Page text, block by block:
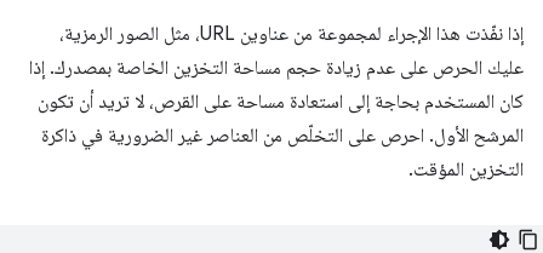
إذا نفّذت هذا الإجراء لمجموعة من عناوين URL، مثل الصور الرمزية،
عليك الحرص على عدم زيادة حجم مساحة التخزين الخاصة بمصدرك. إذا
كان المستخدم بحاجة إلى استعادة مساحة على القرص، لا تريد أن تكون
المرشح الأول. احرص على التخلّص من العناصر غير الضرورية في ذاكرة
التخزين المؤقت.